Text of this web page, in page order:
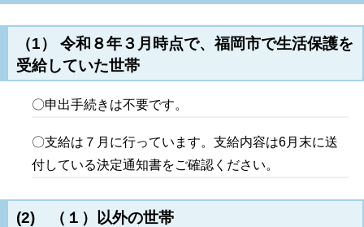
（1） 令和８年３月時点で、福岡市で生活保護を
受給していた世帯
〇申出手続きは不要です。
〇支給は７月に行っています。支給内容は6月末に送
付している決定通知書をご確認ください。
(2) （１）以外の世帯